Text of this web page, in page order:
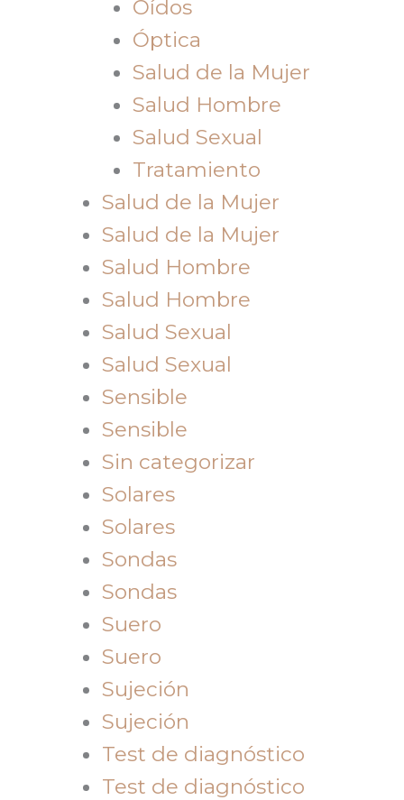
Oídos
Óptica
Salud de la Mujer
Salud Hombre
Salud Sexual
Tratamiento
Salud de la Mujer
Salud de la Mujer
Salud Hombre
Salud Hombre
Salud Sexual
Salud Sexual
Sensible
Sensible
Sin categorizar
Solares
Solares
Sondas
Sondas
Suero
Suero
Sujeción
Sujeción
Test de diagnóstico
Test de diagnóstico